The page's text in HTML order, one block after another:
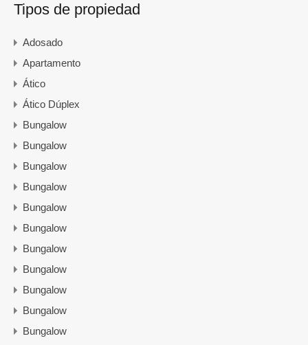
Tipos de propiedad
Adosado
Apartamento
Ático
Ático Dúplex
Bungalow
Bungalow
Bungalow
Bungalow
Bungalow
Bungalow
Bungalow
Bungalow
Bungalow
Bungalow
Bungalow